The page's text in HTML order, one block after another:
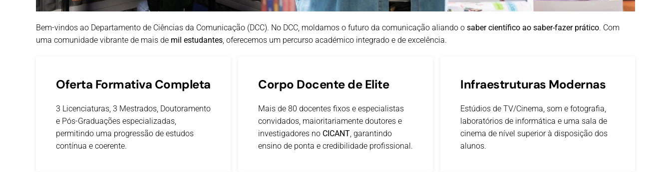
Bem-vindos ao Departamento de Ciências da Comunicação (DCC). No DCC, moldamos o futuro da comunicação aliando o saber científico ao saber-fazer prático. Com
uma comunidade vibrante de mais de mil estudantes, oferecemos um percurso académico integrado e de excelência.
Oferta Formativa Completa
3 Licenciaturas, 3 Mestrados, Doutoramento
e Pós-Graduações especializadas,
permitindo uma progressão de estudos
contínua e coerente.
Corpo Docente de Elite
Mais de 80 docentes fixos e especialistas
convidados, maioritariamente doutores e
investigadores no CICANT, garantindo
ensino de ponta e credibilidade profissional.
Infraestruturas Modernas
Estúdios de TV/Cinema, som e fotografia,
laboratórios de informática e uma sala de
cinema de nível superior à disposição dos
alunos.